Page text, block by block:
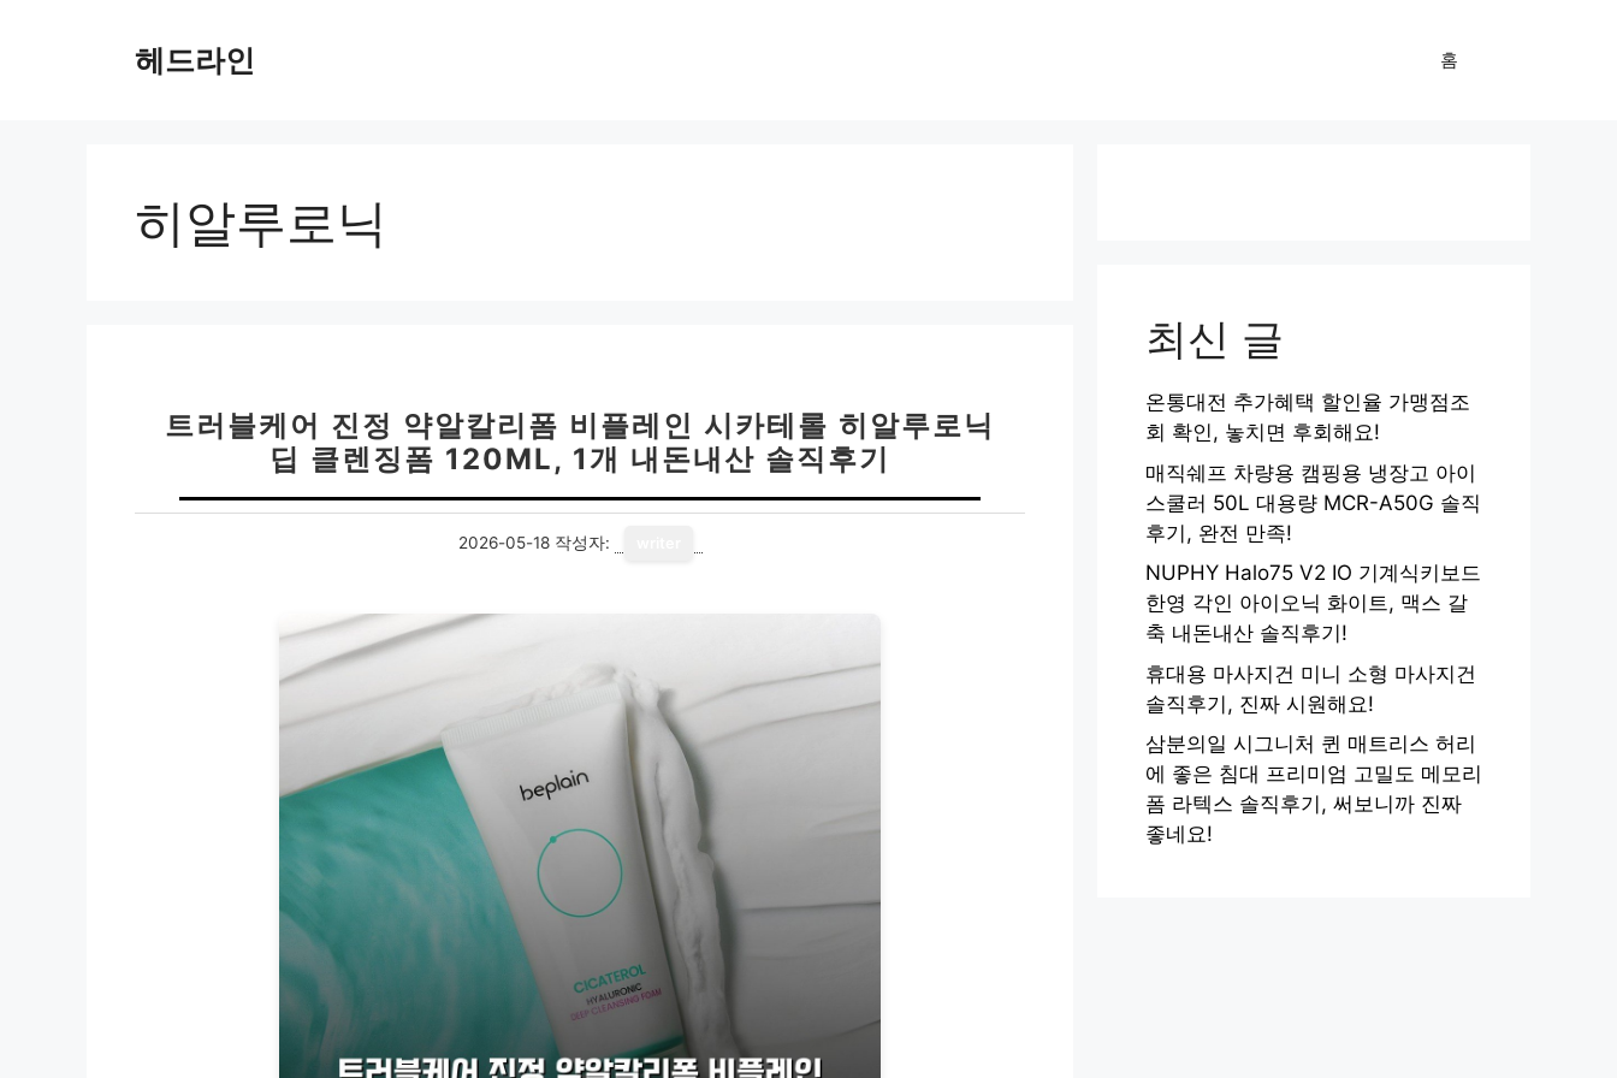
헤드라인 홈
히알루로닉
트러블케어 진정 약알칼리폼 비플레인 시카테롤 히알루로닉
딥 클렌징폼 120ML, 1개 내돈내산 솔직후기
2026-05-18 작성자:
최신 글
온통대전 추가혜택 할인율 가맹점조
회 확인, 놓치면 후회해요!
매직쉐프 차량용 캠핑용 냉장고 아이
스쿨러 50L 대용량 MCR-A50G 솔직
후기, 완전 만족!
NUPHY Halo75 V2 IO 기계식키보드
한영 각인 아이오닉 화이트, 맥스 갈
축 내돈내산 솔직후기!
휴대용 마사지건 미니 소형 마사지건
솔직후기, 진짜 시원해요!
삼분의일 시그니처 퀸 매트리스 허리
에 좋은 침대 프리미엄 고밀도 메모리
폼 라텍스 솔직후기, 써보니까 진짜
좋네요!